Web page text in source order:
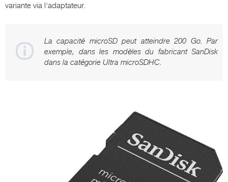
variante via l'adaptateur.
La capacité microSD peut atteindre 200 Go. Par
exemple, dans les modèles du fabricant SanDisk
dans la catégorie Ultra microSDHC.